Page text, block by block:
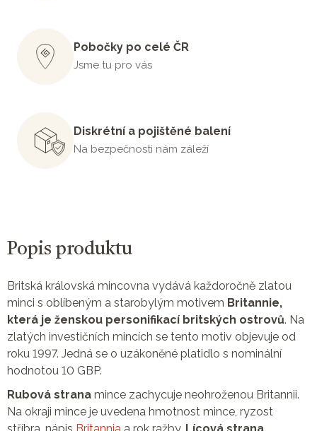
Pobočky po celé ČR
Jsme tu pro vás
Diskrétní a pojištěné balení
Na bezpečnosti nám záleží
Popis produktu
Britská královská mincovna vydává každoročně zlatou
minci s oblíbeným a starobylým motivem Britannie,
která je ženskou personifikací britských ostrovů. Na
zlatých investičních mincích se tento motiv objevuje od
roku 1997. Jedná se o uzákoněné platidlo s nominální
hodnotou 10 GBP.
Rubová strana mince zachycuje neohroženou Britannii.
Na okraji mince je uvedena hmotnost mince, ryzost